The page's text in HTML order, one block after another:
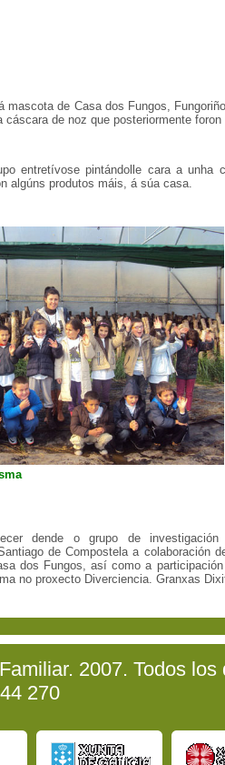
mascota de Casa dos Fungos,
cáscara de noz que posteriormente
entretívose pintándolle cara a unha
algúns produtos máis, á súa casa.
dende o grupo de
de Compostela a colaboración
dos Fungos, así como a
no proxecto Diverciencia. Granxas
2007. Todos
270